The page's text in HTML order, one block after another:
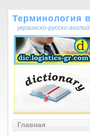
Терминология
украинско-русско-
Главная